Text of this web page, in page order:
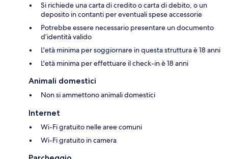
Si richiede una carta di credito o carta di debito, o un
deposito in contanti per eventuali spese accessorie
Potrebbe essere necessario presentare un documento
d’identità valido
L'età minima per soggiornare in questa struttura è 18 anni
L'età minima per effettuare il check-in è 18 anni
Animali domestici
Non si ammettono animali domestici
Internet
Wi-Fi gratuito nelle aree comuni
Wi-Fi gratuito in camera